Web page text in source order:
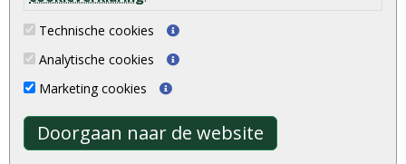
Technische cookies
Analytische cookies
Marketing cookies
Doorgaan naar de website
Bevestigingsmaterialen
Inclusief
Hout is een natuurlijk product met unieke
natuurlijke variaties van hout.Meer informatie